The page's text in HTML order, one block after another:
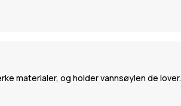
materialer, og holder vannsøylen de lover.